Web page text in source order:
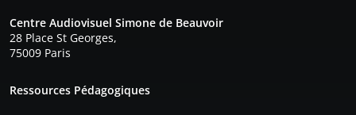
Centre Audiovisuel Simone de Beauvoir
28 Place St Georges,
75009 Paris
Ressources Pédagogiques